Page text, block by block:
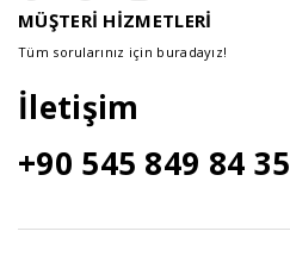
MÜŞTERİ HİZMETLERİ
Tüm sorularınız için buradayız!
İletişim
+90 545 849 84 35